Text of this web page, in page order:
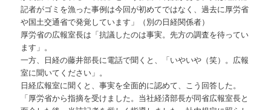
記者がゴミを漁った事例は今回が初めてではなく、過去に厚労省
や国土交通省で発覚しています」（別の日経関係者）
厚労省の広報室長は「抗議したのは事実。先方の調査を待ってい
ます」。
一方、日経の藤井部長に電話で聞くと、「いやいや（笑）。広報
室に聞いてください」。
日経広報室に聞くと、事実を全面的に認めて、こう回答した。
「厚労省から指摘を受けました。当社経済部長が同省広報室長と